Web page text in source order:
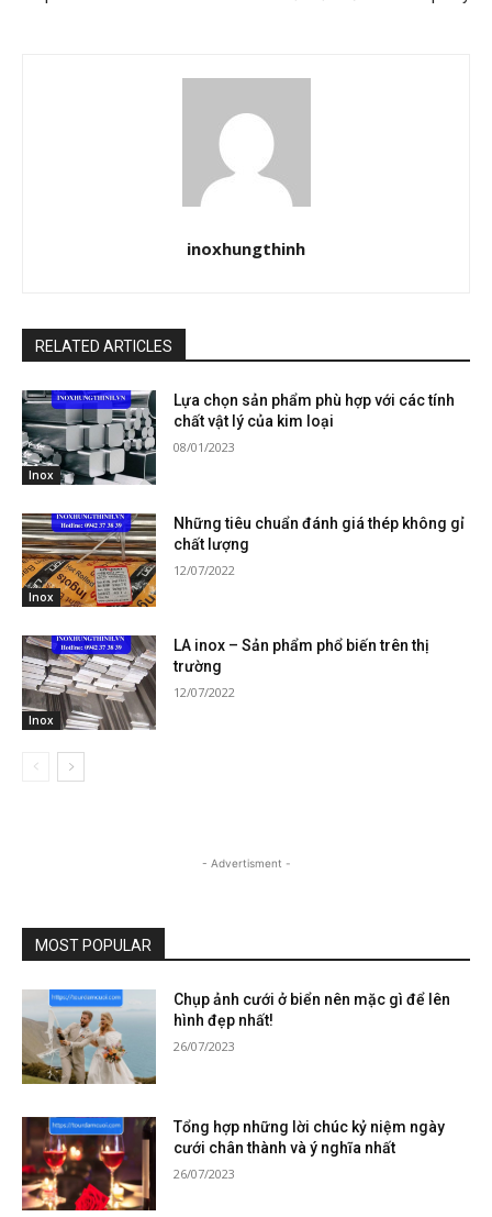
inoxhungthinh
RELATED ARTICLES
Inox
Lựa chọn sản phẩm phù hợp với các tính
chất vật lý của kim loại
08/01/2023
Inox
Những tiêu chuẩn đánh giá thép không gỉ
chất lượng
12/07/2022
Inox
LA inox – Sản phẩm phổ biến trên thị
trường
12/07/2022
- Advertisment -
MOST POPULAR
Chụp ảnh cưới ở biển nên mặc gì để lên
hình đẹp nhất!
26/07/2023
Tổng hợp những lời chúc kỷ niệm ngày
cưới chân thành và ý nghĩa nhất
26/07/2023